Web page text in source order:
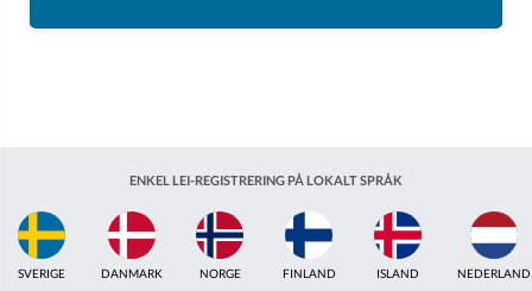
ENKEL LEI-REGISTRERING PÅ LOKALT SPRÅK
ISLAND NEDERLAND STORBRITANNIA INDIA ESTLAND AUSTRALIA